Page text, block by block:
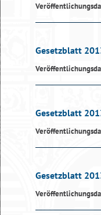
Gesetzblatt
Gesetzblatt
Gesetzblatt